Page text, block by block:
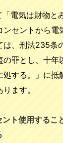
電気は財物と
ンセントから電
は、刑法235条
の罪とし、十年
処する。」に抵
ります。
ト使用するこ